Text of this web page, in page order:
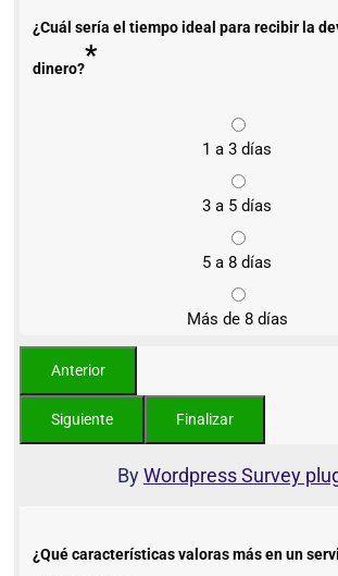
¿Cuál sería el tiempo ideal para recibir la
dinero?*
1 a 3 días
3 a 5 días
5 a 8 días
Más de 8 días
ByWordpress Survey
¿Qué características valoras más en un